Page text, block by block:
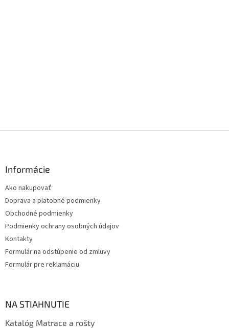
Informácie
Ako nakupovať
Doprava a platobné podmienky
Obchodné podmienky
Podmienky ochrany osobných údajov
Kontakty
Formulár na odstúpenie od zmluvy
Formulár pre reklamáciu
NA STIAHNUTIE
Katalóg Matrace a rošty